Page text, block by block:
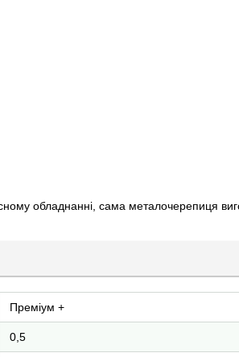
обладнанні, сама металочерепиця
Преміум +
0,5